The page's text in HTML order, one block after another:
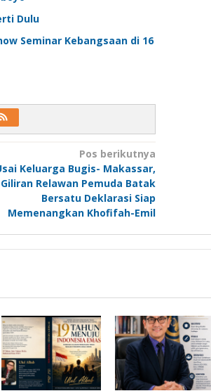
Dulu
Seminar Kebangsaan di 16
Pos berikutnya
Keluarga Bugis- Makassar,
Giliran Relawan Pemuda Batak
Bersatu Deklarasi Siap
Memenangkan Khofifah-Emil